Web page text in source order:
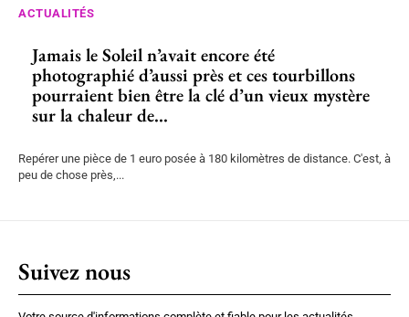
ACTUALITÉS
Jamais le Soleil n’avait encore été
photographié d’aussi près et ces tourbillons
pourraient bien être la clé d’un vieux mystère
sur la chaleur de...
Repérer une pièce de 1 euro posée à 180 kilomètres de distance. C'est, à
peu de chose près,...
Suivez nous